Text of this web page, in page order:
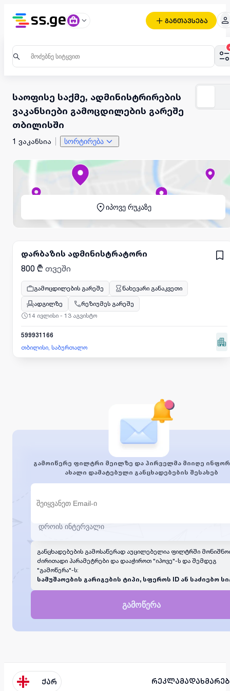
განთავსება
საოფისე საქმე, ადმინისტრირების
ვაკანსიები გამოცდილების გარეშე
თბილისში
1 ვაკანსია სორტირება
იპოვე რუკაზე
დარბაზის ადმინისტრატორი
800 ₾ თვეში
გამოცდილების გარეშე
ნახევარი განაკვეთი
ადგილზე
რეზიუმეს გარეშე
14 ივლისი - 13 აგვისტო
599931166
თბილისი, საბურთალო
გამოიწერე ფილტრი მეილზე და პირველმა მიიღე
ახალი დამატებული განცხადებების შესახებ
განცხადებების გამოსაწერად აუცილებელია ფილტრში
ძირითადი პარამეტრები და დააჭიროთ "იპოვე"-ს და შემდეგ
"გამოწერა"-ს:
სამუშაოების გარიგების ტიპი, სფეროს ID ან საძიებო
გამოწერა
ქარ რეკლამა